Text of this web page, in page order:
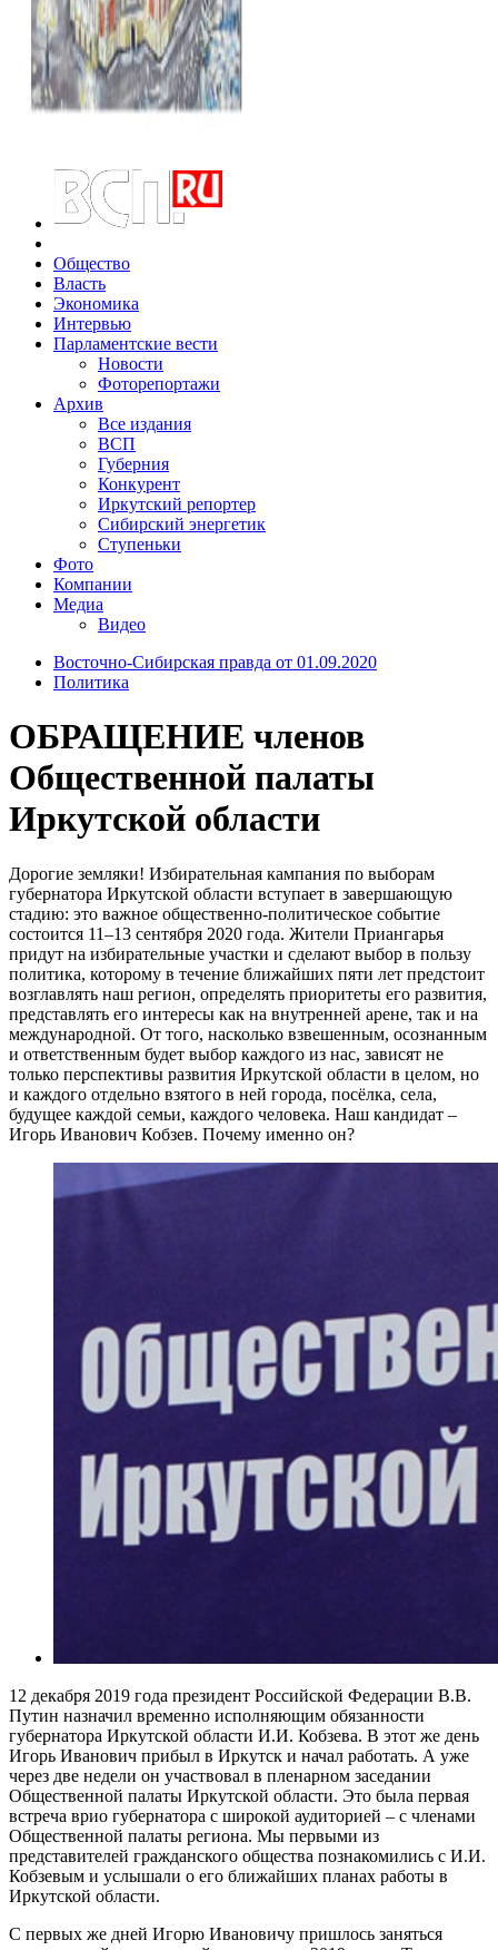
Общество
Власть
Экономика
Интервью
Парламентские вести
Новости
Фоторепортажи
Архив
Все издания
ВСП
Губерния
Конкурент
Иркутский репортер
Сибирский энергетик
Ступеньки
Фото
Компании
Медиа
Видео
Восточно-Сибирская правда от 01.09.2020
Политика
ОБРАЩЕНИЕ членов
Общественной палаты
Иркутской области
Дорогие земляки! Избирательная кампания по выборам
губернатора Иркутской области вступает в завершающую
стадию: это важное общественно-политическое событие
состоится 11–13 сентября 2020 года. Жители Приангарья
придут на избирательные участки и сделают выбор в пользу
политика, которому в течение ближайших пяти лет предстоит
возглавлять наш регион, определять приоритеты его развития,
представлять его интересы как на внутренней арене, так и на
международной. От того, насколько взвешенным, осознанным
и ответственным будет выбор каждого из нас, зависят не
только перспективы развития Иркутской области в целом, но
и каждого отдельно взятого в ней города, посёлка, села,
будущее каждой семьи, каждого человека. Наш кандидат –
Игорь Иванович Кобзев. Почему именно он?
12 декабря 2019 года президент Российской Федерации В.В.
Путин назначил временно исполняющим обязанности
губернатора Иркутской области И.И. Кобзева. В этот же день
Игорь Иванович прибыл в Иркутск и начал работать. А уже
через две недели он участвовал в пленарном заседании
Общественной палаты Иркутской области. Это была первая
встреча врио губернатора с широкой аудиторией – с членами
Общественной палаты региона. Мы первыми из
представителей гражданского общества познакомились с И.И.
Кобзевым и услышали о его ближайших планах работы в
Иркутской области.
С первых же дней Игорю Ивановичу пришлось заняться